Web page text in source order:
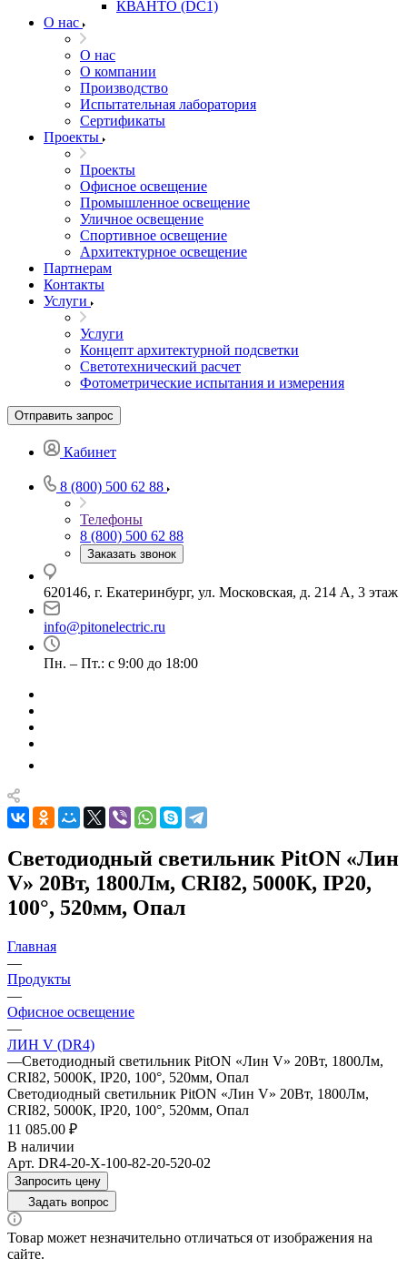
КВАНТО (DC1)
О нас
О нас
О компании
Производство
Испытательная лаборатория
Сертификаты
Проекты
Проекты
Офисное освещение
Промышленное освещение
Уличное освещение
Спортивное освещение
Архитектурное освещение
Партнерам
Контакты
Услуги
Услуги
Концепт архитектурной подсветки
Светотехнический расчет
Фотометрические испытания и измерения
Отправить запрос
Кабинет
8 (800) 500 62 88
Телефоны
8 (800) 500 62 88
Заказать звонок
620146, г. Екатеринбург, ул. Московская, д. 214 А, 3 этаж
info@pitonelectric.ru
Пн. – Пт.: с 9:00 до 18:00
Светодиодный светильник PitON «Лин
V» 20Вт, 1800Лм, CRI82, 5000К, IP20,
100°, 520мм, Опал
Главная
—
Продукты
—
Офисное освещение
—
ЛИН V (DR4)
—Светодиодный светильник PitON «Лин V» 20Вт, 1800Лм,
CRI82, 5000К, IP20, 100°, 520мм, Опал
Светодиодный светильник PitON «Лин V» 20Вт, 1800Лм,
CRI82, 5000К, IP20, 100°, 520мм, Опал
11 085.00 ₽
В наличии
Арт. DR4-20-X-100-82-20-520-02
Запросить цену
Задать вопрос
Товар может незначительно отличаться от изображения на
сайте.